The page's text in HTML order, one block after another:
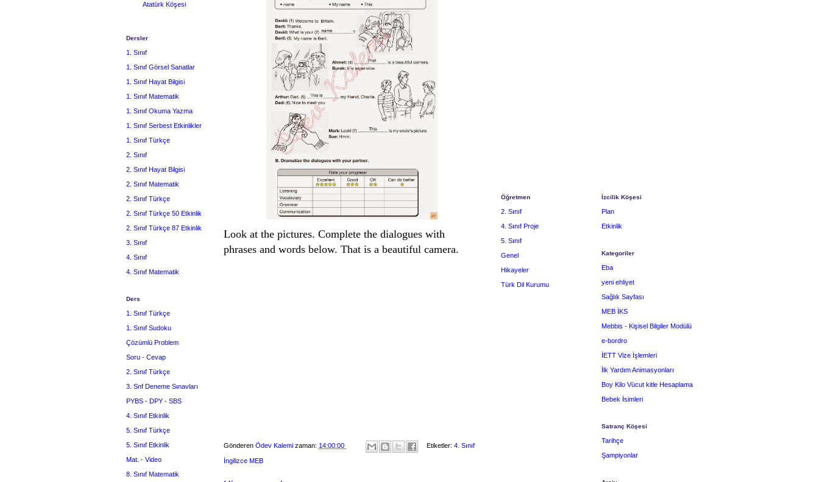
Look at the pictures. Complete the dialogues with
phrases and words below. That is a beautiful camera.
Gönderen Ödev Kalemi zaman: 14:00:00 Etiketler: 4. Sınıf
İngilizce MEB
Atatürk Köşesi
Dersler
1. Sınıf
1. Sınıf Görsel Sanatlar
1. Sınıf Hayat Bilgisi
1. Sınıf Matematik
1. Sınıf Okuma Yazma
1. Sınıf Serbest Etkinlikler
1. Sınıf Türkçe
2. Sınıf
2. Sınıf Hayat Bilgisi
2. Sınıf Matematik
2. Sınıf Türkçe
2. Sınıf Türkçe 50 Etkinlik
2. Sınıf Türkçe 87 Etkinlik
3. Sınıf
4. Sınıf
4. Sınıf Matematik
Ders
1. Sınıf Türkçe
1. Sınıf Sudoku
Çözümlü Problem
Soru - Cevap
2. Sınıf Türkçe
3. Snf Deneme Sınavları
PYBS - DPY - SBS
4. Sınıf Etkinlik
5. Sınıf Türkçe
5. Sınıf Etkinlik
Mat. - Video
8. Sınıf Matematik
Öğretmen
2. Sınıf
4. Sınıf Proje
5. Sınıf
Genel
Hikayeler
Türk Dil Kurumu
İzcilik Köşesi
Plan
Etkinlik
Kategoriler
Eba
yeni ehliyet
Sağlık Sayfası
MEB İKS
Mebbis - Kişisel Bilgiler Modülü
e-bordro
İETT Vize İşlemleri
İlk Yardım Animasyonları
Boy Kilo Vücut kitle Hesaplama
Bebek İsimleri
Satranç Köşesi
Tarihçe
Şampiyonlar